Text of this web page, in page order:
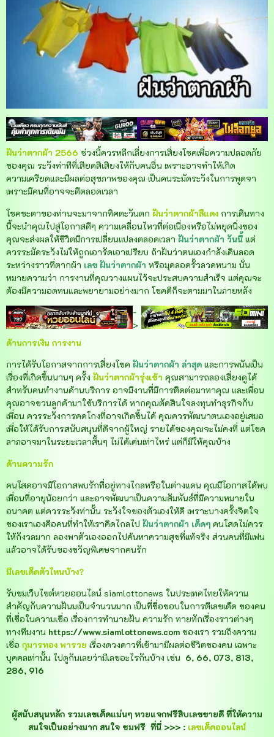
ฝันว่าตากผ้า 2566 ช่วงนี้ควรหลีกเลี่ยงการเสี่ยงโชคเพื่อความปลอดภัย
ของคุณ ระวังท่าทีที่เสียดสีเสียงให้กับคนอื่น เพราะอาจทำให้เกิด
ความเครียดและมีผลต่อสุขภาพของคุณ เป็นคนระมัดระวังในการพูดจา
เพราะมีคนที่อาจจะตีตลอดเวลา
โชคชะตาของท่านจะมาจากทิศตะวันตก ฝันว่าตากผ้าสีแดง การเดินทาง
นี้จะนำคุณไปสู่โอกาสดีๆ ความเคลื่อนไหวที่ต่อเนื่องหรือไม่หยุดนิ่งของ
คุณจะส่งผลให้ชีวิตมีการเปลี่ยนแปลงตลอดเวลา ฝันว่าตากผ้า วันนี้ แต่
ควรระมัดระวังไม่ให้ถูกเอารัดเอาเปรียบ ถ้าฝันว่าตนเองกำลังเดินลอด
ระหว่างราวที่ตากผ้า เลข ฝันว่าตากผ้า หรือมุดลอดรั้วลวดหนาม นั่น
หมายความว่า การงานที่คุณวางแผนไว้จะประสบความสำเร็จ แต่คุณจะ
ต้องมีความอดทนและพยายามอย่างมาก โชคดีก็จะตามมาในภายหลัง
-
>
ด้านการเงิน การงาน
การได้รับโอกาสจากการเสี่ยงโชค ฝันว่าตากผ้า ล่าสุด และการพนันเป็น
เรื่องที่เกิดขึ้นนานๆ ครั้ง ฝันว่าตากผ้ารุ่งเช้า คุณสามารถลองเสี่ยงดูได้
สำหรับคนทำงานด้านบริการ อาจมีงานที่มีการติดต่อมาหาคุณ และเพื่อน
คุณอาจชวนลูกค้ามาใช้บริการได้ หากคุณตัดสินใจลงทุนทำธุรกิจกับ
เพื่อน ควรระวังการคดโกงที่อาจเกิดขึ้นได้ คุณควรพัฒนาตนเองอยู่เสมอ
เพื่อให้ได้รับการสนับสนุนที่ดีจากผู้ใหญ่ รายได้ของคุณจะไม่คงที่ แต่โชค
ลาภอาจมาในระยะเวลาสั้นๆ ไม่ได้เด่นเท่าไหร่ แต่ก็มีให้คุณบ้าง
ด้านความรัก
คนโสดอาจมีโอกาสพบรักที่อยู่ทางไกลหรือในต่างแดน คุณมีโอกาสได้พบ
เพื่อนที่อายุน้อยกว่า และอาจพัฒนาเป็นความสัมพันธ์ที่มีความหมายใน
อนาคต แต่ควรระวังท่านั้น ระวังใจของตัวเองให้ดี เพราะบางครั้งจิตใจ
ของเราเองคือคนที่ทำให้เราคิดไกลไป ฝันว่าตากผ้า เด็ดๆ คนโสดไม่ควร
ให้กังวลมาก ลองพาตัวเองออกไปค้นหาความสุขที่แท้จริง ส่วนคนที่มีแฟน
แล้วอาจได้รับของขวัญพิเศษจากคนรัก
มีเลขเด็ดตัวไหนบ้าง?
รับชมเว็บไซต์หวยออนไลน์ siamlottonews ในประเทศไทยให้ความ
สำคัญกับความฝันมเป็นจำนวนมาก เป็นที่ชื่อชอบในการตีเลขเด็ด ของคน
ที่เชื่อในความเชื่อ เรื่องการทำนายฝัน ความรัก ทายทักเรื่องราวต่างๆ
ทางทีมงาน https://www.siamlottonews.com ของเรา รวมถึงความ
เชื่อ กุมารทอง พารวย เรื่องดวงดาวที่เข้ามามีผลต่อชีวิตของคน เฉพาะ
บุคคลเท่านั้น ไปดูกันเลยว่ามีเลขอะไรกันบ้าง เช่น 6, 66, 073, 813,
286, 916
ผู้สนับสนุนหลัก รวมเลขเด็ดแม่นๆ หวยแจกฟรีสิบเลขขายดี ที่ให้ความ
สนใจเป็นอย่างมาก สนใจ ชมฟรี ที่นี่ >>> : เลขเด็ดออนไลน์